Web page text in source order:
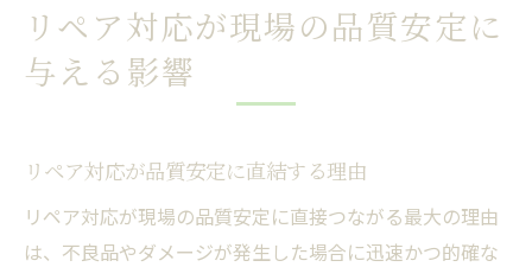
リペア対応が現場の品質安定に
与える影響
リペア対応が品質安定に直結する理由
リペア対応が現場の品質安定に直接つながる最大の理由
は、不良品やダメージが発生した場合に迅速かつ的確な